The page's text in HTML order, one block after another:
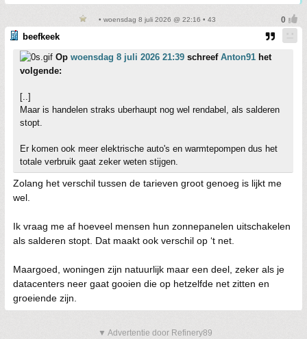
• woensdag 8 juli 2026 @ 22:16 • 43
beefkeek
Op woensdag 8 juli 2026 21:39 schreef Anton91 het
volgende:
[..]
Maar is handelen straks uberhaupt nog wel rendabel, als salderen
stopt.
Er komen ook meer elektrische auto's en warmtepompen dus het
totale verbruik gaat zeker weten stijgen.
Zolang het verschil tussen de tarieven groot genoeg is lijkt me
wel.
Ik vraag me af hoeveel mensen hun zonnepanelen uitschakelen
als salderen stopt. Dat maakt ook verschil op ‘t net.
Maargoed, woningen zijn natuurlijk maar een deel, zeker als je
datacenters neer gaat gooien die op hetzelfde net zitten en
groeiende zijn.
▼ Advertentie door Refinery89